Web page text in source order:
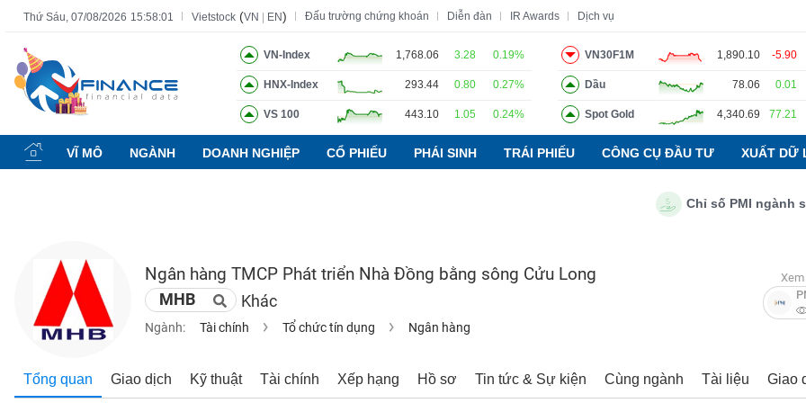
Thứ Sáu, 07/08/2026 15:58:02 Vietstock (VN EN) Đấu trường chứng khoán Diễn đàn IR Awards Dịch vụ
VN-Index 1,768.06 3.28 0.19%
HNX-Index 293.44 0.80 0.27%
VS 100 443.10 1.05 0.24%
VN30F1M 1,890.10 -5.90
Dầu 78.06 0.01
Spot Gold 4,340.69 77.21
VĨ MÔ NGÀNH DOANH NGHIỆP CỔ PHIẾU PHÁI SINH TRÁI PHIẾU CÔNG CỤ ĐẦU TƯ XUẤT DỮ
Chỉ số PMI ngành sản
Ngân hàng TMCP Phát triển Nhà Đồng bằng sông Cửu Long
MHB Khác
Ngành: Tài chính Tổ chức tín dụng Ngân hàng
Tổng quan Giao dịch Kỹ thuật Tài chính Xếp hạng Hồ sơ Tin tức & Sự kiện Cùng ngành Tài liệu Giao
Tất cả Tính năng Ngành Mã chứng khoán Lãnh đạo Báo cáo phân tích Thuật ngữ
Tính
năng
(-)
CHỨNG
KHOÁN
NGHIỆP